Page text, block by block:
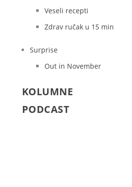
Veseli recepti
Zdrav ručak u 15 min
Surprise
Out in November
KOLUMNE
PODCAST